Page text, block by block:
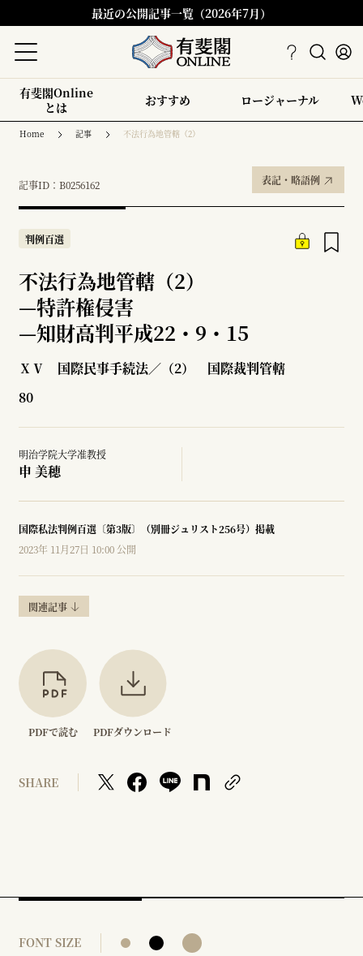
最近の公開記事一覧（2026年7月）
有斐閣Online
とは
おすすめ ロージャーナル
Home 記事 不法行為地管轄（2）
記事ID：B0256162 表記・略語例
判例百選
不法行為地管轄（2）
—特許権侵害
—知財高判平成22・9・15
ⅩⅤ 国際民事手続法／（2） 国際裁判管轄
80
明治学院大学准教授
申 美穂
国際私法判例百選〔第3版〕（別冊ジュリスト256号）掲載
2023年 11月27日 10:00 公開
関連記事
PDFで読む PDFダウンロード
SHARE
FONT SIZE